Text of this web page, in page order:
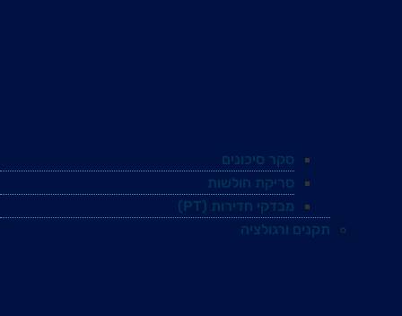
סקר סיכונים
סריקת חולשות
מבדקי חדירות (PT)
תקנים ורגולציה